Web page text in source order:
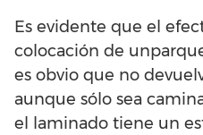
Es evidente que el
colocación de
es obvio que no
aunque sólo sea
el laminado tiene un